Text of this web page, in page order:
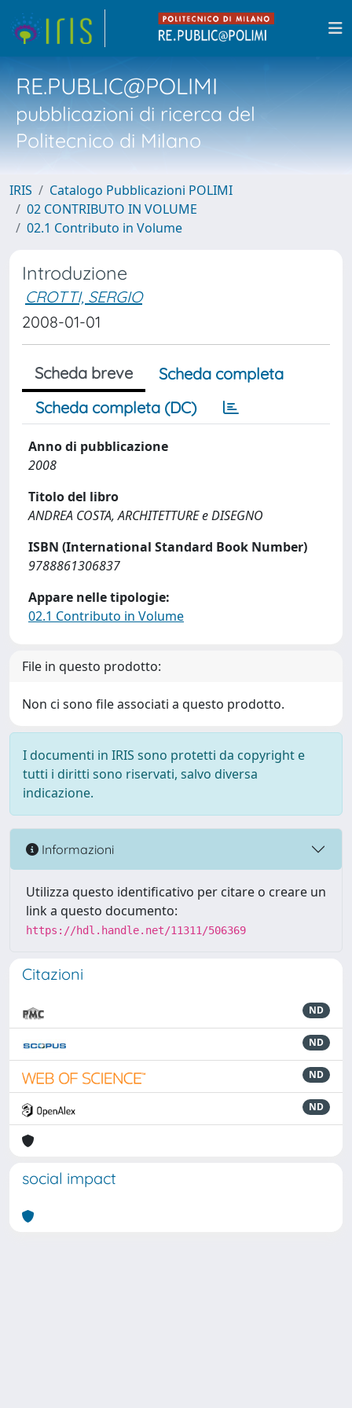
RE.PUBLIC@POLIMI
pubblicazioni di ricerca del
Politecnico di Milano
IRIS
Catalogo Pubblicazioni POLIMI
02 CONTRIBUTO IN VOLUME
02.1 Contributo in Volume
Introduzione
CROTTI, SERGIO
2008-01-01
Scheda breve
Scheda completa
Scheda completa (DC)
Anno di pubblicazione
2008
Titolo del libro
ANDREA COSTA, ARCHITETTURE e DISEGNO
ISBN (International Standard Book Number)
9788861306837
Appare nelle tipologie:
02.1 Contributo in Volume
File in questo prodotto:
Non ci sono file associati a questo prodotto.
I documenti in IRIS sono protetti da copyright e
tutti i diritti sono riservati, salvo diversa
indicazione.
Informazioni
Utilizza questo identificativo per citare o creare un
link a questo documento:
https://hdl.handle.net/11311/506369
Citazioni
ND
ND
ND
ND
social impact